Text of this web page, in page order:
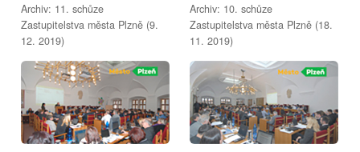
Archiv: 11. schůze
Zastupitelstva města Plzně (9.
12. 2019)
Archiv: 10. schůze
Zastupitelstva města Plzně (18.
11. 2019)